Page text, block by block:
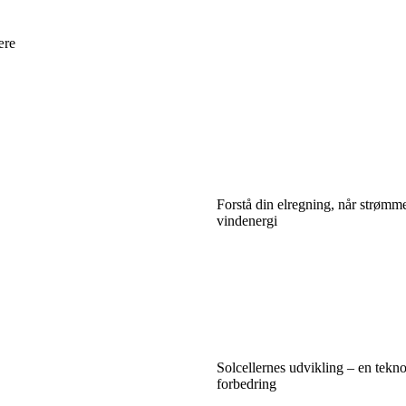
Forstå din elregning, når
vindenergi
Solcellernes udvikling – en
forbedring